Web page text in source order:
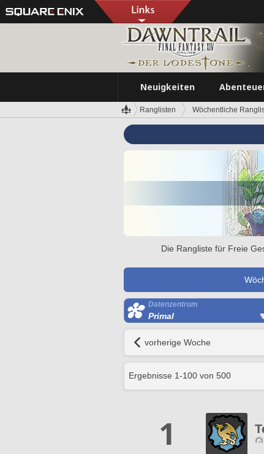
Neuigkeiten
Ranglisten Wöchentliche
Die Rangliste für Freie
Datenzentrum
Primal
vorherige Woche
Ergebnisse 1-100 von 500
1